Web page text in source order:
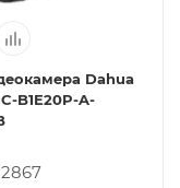
Dahua
B1E20P-A-